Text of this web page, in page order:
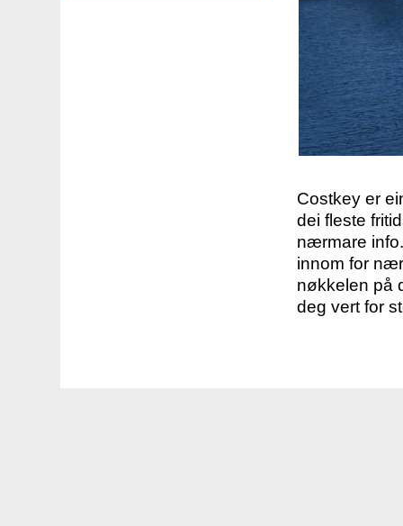
Costkey er
dei fleste
nærmare
innom for
nøkkelen på
deg vert for